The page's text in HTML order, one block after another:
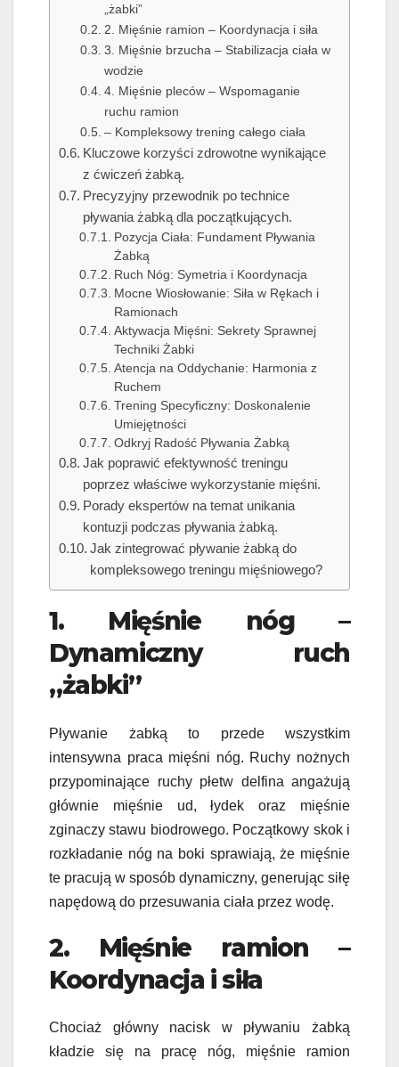
„żabki”
2. Mięśnie ramion – Koordynacja i siła
3. Mięśnie brzucha – Stabilizacja ciała w
wodzie
4. Mięśnie pleców – Wspomaganie
ruchu ramion
– Kompleksowy trening całego ciała
Kluczowe korzyści zdrowotne wynikające
z ćwiczeń żabką.
Precyzyjny przewodnik po technice
pływania żabką dla początkujących.
Pozycja Ciała: Fundament Pływania
Żabką
Ruch Nóg: Symetria i Koordynacja
Mocne Wiosłowanie: Siła w Rękach i
Ramionach
Aktywacja Mięśni: Sekrety Sprawnej
Techniki Żabki
Atencja na Oddychanie: Harmonia z
Ruchem
Trening Specyficzny: Doskonalenie
Umiejętności
Odkryj Radość Pływania Żabką
Jak poprawić efektywność treningu
poprzez właściwe wykorzystanie mięśni.
Porady ekspertów na temat unikania
kontuzji podczas pływania żabką.
Jak zintegrować pływanie żabką do
kompleksowego treningu mięśniowego?
1. Mięśnie nóg –
Dynamiczny ruch
„żabki”
Pływanie żabką to przede wszystkim
intensywna praca mięśni nóg. Ruchy nożnych
przypominające ruchy płetw delfina angażują
głównie mięśnie ud, łydek oraz mięśnie
zginaczy stawu biodrowego. Początkowy skok i
rozkładanie nóg na boki sprawiają, że mięśnie
te pracują w sposób dynamiczny, generując siłę
napędową do przesuwania ciała przez wodę.
2. Mięśnie ramion –
Koordynacja i siła
Chociaż główny nacisk w pływaniu żabką
kładzie się na pracę nóg, mięśnie ramion